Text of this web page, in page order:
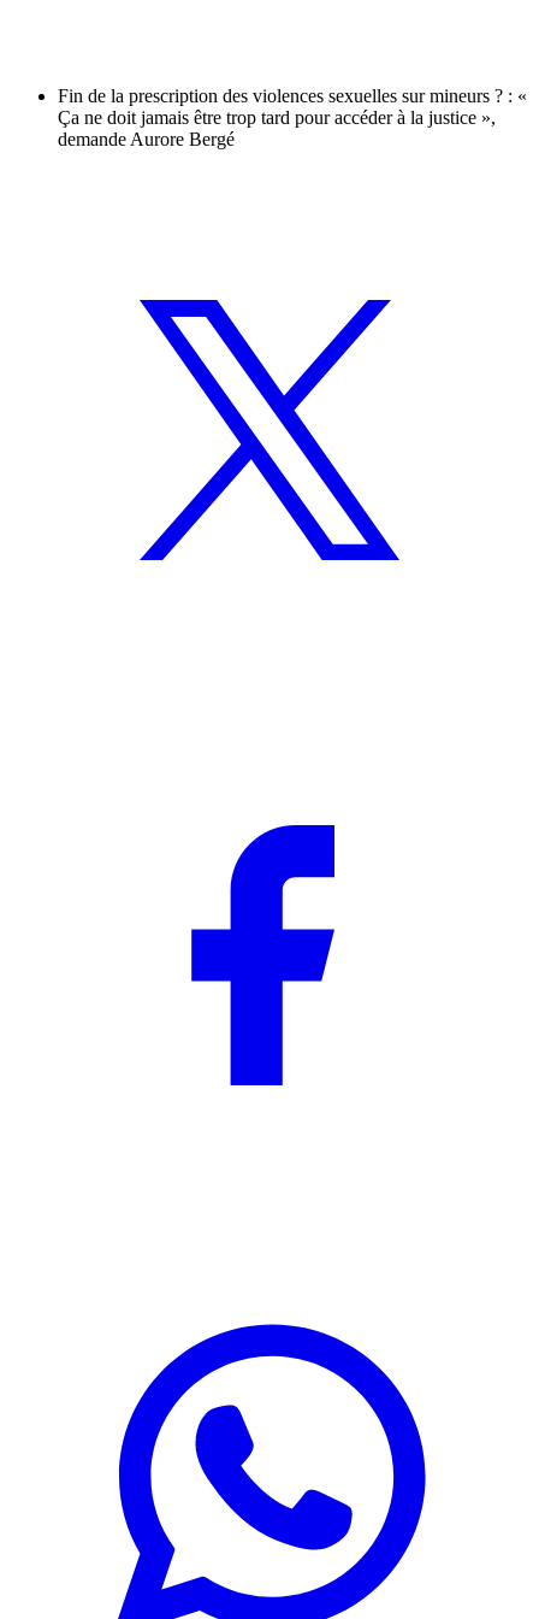
Fin de la prescription des violences sexuelles sur mineurs ? : «
Ça ne doit jamais être trop tard pour accéder à la justice »,
demande Aurore Bergé